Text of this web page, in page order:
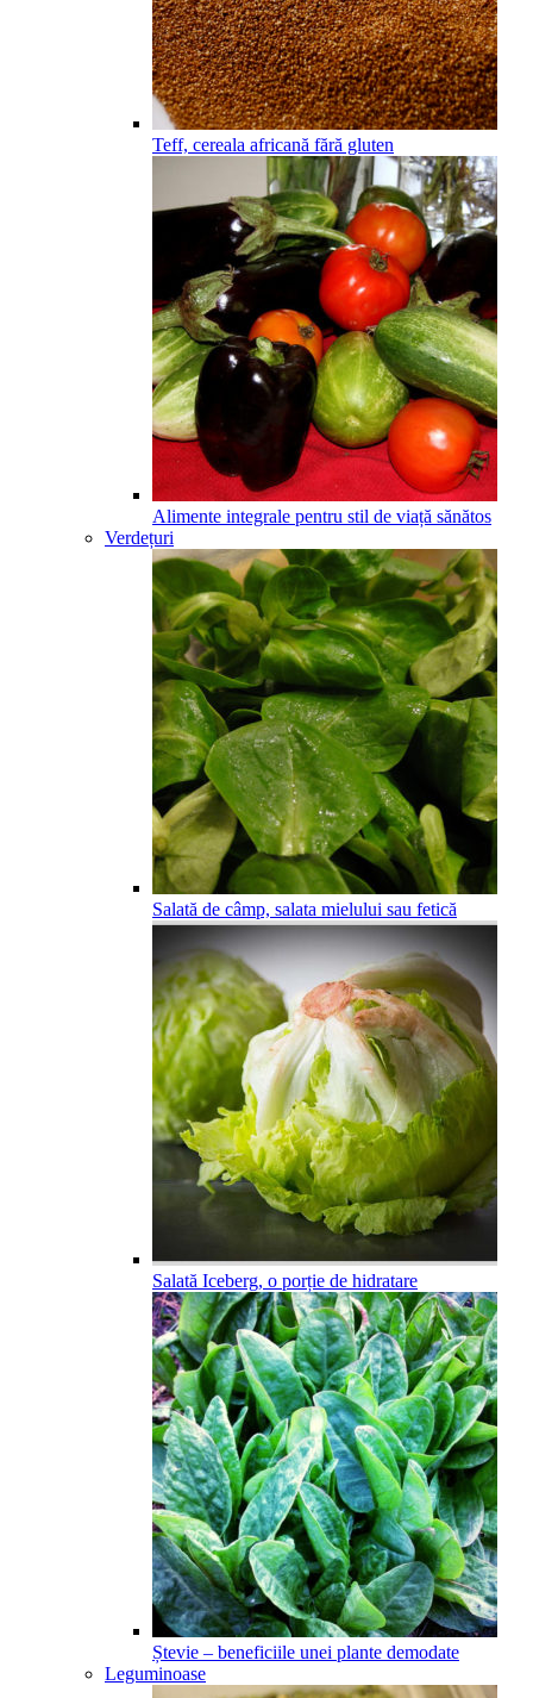
Teff, cereala africană fără gluten
Alimente integrale pentru stil de viață sănătos
Verdețuri
Salată de câmp, salata mielului sau fetică
Salată Iceberg, o porție de hidratare
Ștevie – beneficiile unei plante demodate
Leguminoase